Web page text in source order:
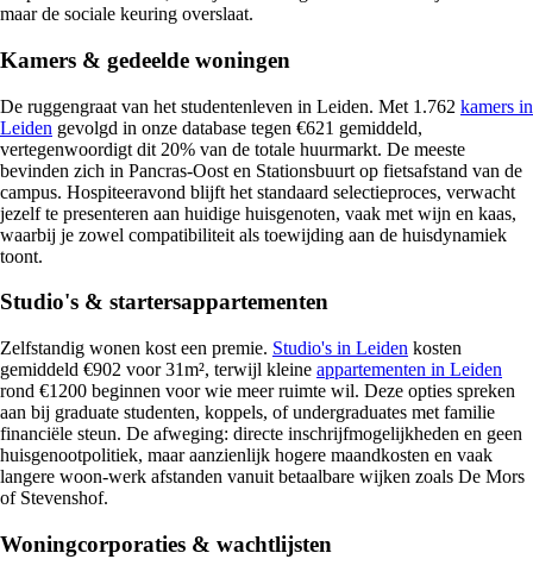
maar de sociale keuring overslaat.
Kamers & gedeelde woningen
De ruggengraat van het studentenleven in Leiden. Met 1.762 kamers in
Leiden gevolgd in onze database tegen €621 gemiddeld,
vertegenwoordigt dit 20% van de totale huurmarkt. De meeste
bevinden zich in Pancras-Oost en Stationsbuurt op fietsafstand van de
campus. Hospiteeravond blijft het standaard selectieproces, verwacht
jezelf te presenteren aan huidige huisgenoten, vaak met wijn en kaas,
waarbij je zowel compatibiliteit als toewijding aan de huisdynamiek
toont.
Studio's & startersappartementen
Zelfstandig wonen kost een premie. Studio's in Leiden kosten
gemiddeld €902 voor 31m², terwijl kleine appartementen in Leiden
rond €1200 beginnen voor wie meer ruimte wil. Deze opties spreken
aan bij graduate studenten, koppels, of undergraduates met familie
financiële steun. De afweging: directe inschrijfmogelijkheden en geen
huisgenootpolitiek, maar aanzienlijk hogere maandkosten en vaak
langere woon-werk afstanden vanuit betaalbare wijken zoals De Mors
of Stevenshof.
Woningcorporaties & wachtlijsten